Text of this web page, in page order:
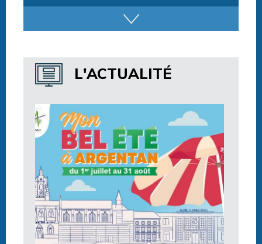
Horaires espace détente
Horaires centre aquatique
L'ACTUALITÉ